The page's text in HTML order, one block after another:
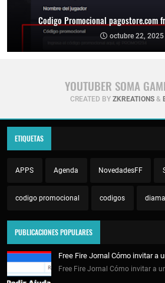
Codigo Promocional pagostore.com
octubre 22, 2025
YOUTUBER SOMA
CREATED BY ZKREATIONS&
ETIQUETAS
APPS Agenda NovedadesFF
codigo promocional codigos
PUBLICACIONES POPULARES
Free Fire Jornal Cómo invitar a
Free Fire Jornal Cómo invitar a